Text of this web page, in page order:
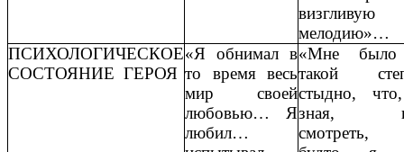
визгливую
мелодию»…
ПСИХОЛОГИЧЕСКОЕ
СОСТОЯНИЕ ГЕРОЯ
«Я обнимал в
то время весь
мир своей
любовью… Я
любил…
«Мне
такой
стыдно,
зная,
смотреть,